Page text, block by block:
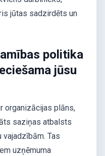
jūtas sadzirdēts un
politika
jūsu
organizācijas plāns,
saziņas atbalsts
Tas
uzņēmuma